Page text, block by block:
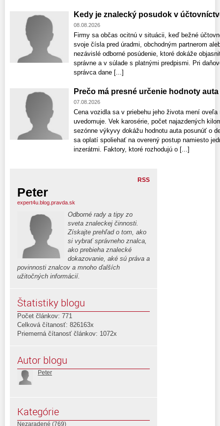
Kedy je znalecký posudok v
08.08.2026
Firmy sa občas ocitnú v situácii, keď bežné
svoje čísla pred úradmi, obchodným partnerom
nezávislé odborné posúdenie, ktoré dokáže
správne a v súlade s platnými predpismi. Pri
správca dane [...]
Prečo má presné určenie hodnoty
07.08.2026
Cena vozidla sa v priebehu jeho života mení
uvedomuje. Vek karosérie, počet najazdených
sezónne výkyvy dokážu hodnotu auta posunúť o
sa oplatí spoliehať na overený postup namiesto
inzerátmi. Faktory, ktoré rozhodujú o [...]
RSS
Peter
expert4u.blog.pravda.sk
Odborné rady a tipy zo
sveta znaleckej činnosti.
Získajte prehľad o tom, ako
si vybrať správneho znalca,
ako prebieha znalecké
dokazovanie, aké sú práva a
povinnosti znalcov a mnoho ďalších
užitočných informácií.
Štatistiky blogu
Počet článkov: 771
Celková čítanosť: 826163x
Priemerná čítanosť článkov: 1072x
Autor blogu
Peter
Kategórie
Nezaradené (769)